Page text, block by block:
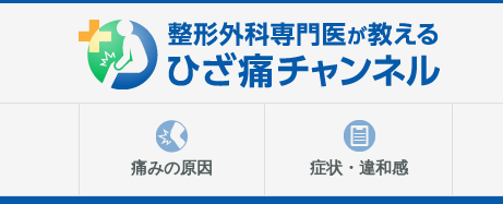
痛みの原因 症状・違和感